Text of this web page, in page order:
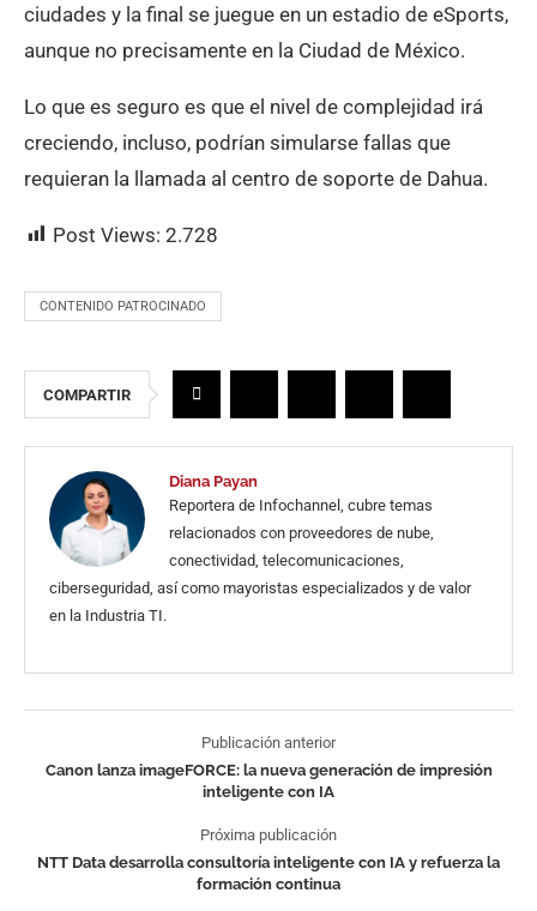
ciudades y la final se juegue en un estadio de eSports,
aunque no precisamente en la Ciudad de México.
Lo que es seguro es que el nivel de complejidad irá
creciendo, incluso, podrían simularse fallas que
requieran la llamada al centro de soporte de Dahua.
Post Views: 2.728
CONTENIDO PATROCINADO
COMPARTIR
Diana Payan
Reportera de Infochannel, cubre temas
relacionados con proveedores de nube,
conectividad, telecomunicaciones,
ciberseguridad, así como mayoristas especializados y de valor
en la Industria TI.
Publicación anterior
Canon lanza imageFORCE: la nueva generación de impresión
inteligente con IA
Próxima publicación
NTT Data desarrolla consultoría inteligente con IA y refuerza la
formación continua